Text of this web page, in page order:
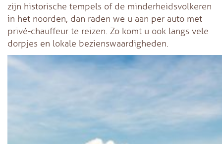
zijn historische tempels of de minderheidsvolkeren
in het noorden, dan raden we u aan per auto met
privé-chauffeur te reizen. Zo komt u ook langs vele
dorpjes en lokale bezienswaardigheden.